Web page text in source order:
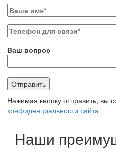
Ваш вопрос
Нажимая кнопку отправить, вы
конфиденциальности сайта
Наши